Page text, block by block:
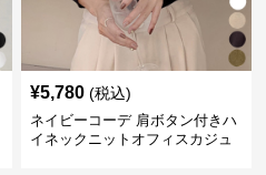
¥5,780 (税込)
ネイビーコーデ 肩ボタン付きハ
イネックニットオフィスカジュ